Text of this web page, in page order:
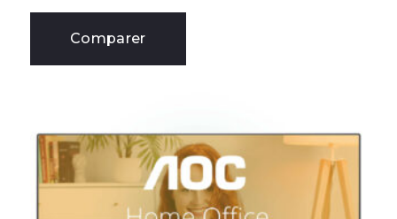
Comparer